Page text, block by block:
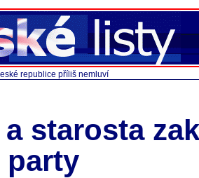
republice příliš nemluví
starosta
party